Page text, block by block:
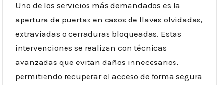
Uno de los servicios más demandados es la
apertura de puertas en casos de llaves olvidadas,
extraviadas o cerraduras bloqueadas. Estas
intervenciones se realizan con técnicas
avanzadas que evitan daños innecesarios,
permitiendo recuperar el acceso de forma segura